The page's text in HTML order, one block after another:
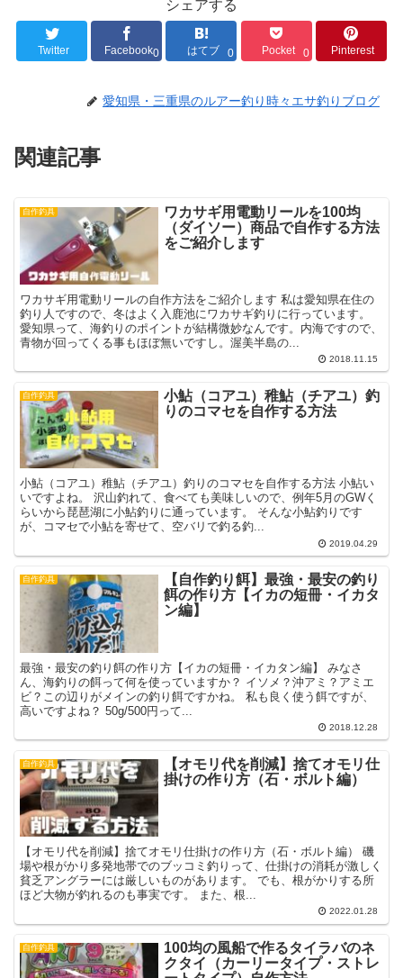
シェアする
Twitter Facebook0 はてブ 0 Pocket 0 Pinterest
愛知県・三重県のルアー釣り時々エサ釣りブログ
関連記事
自作釣具
ワカサギ用電動リールを100均
（ダイソー）商品で自作する方法
をご紹介します
ワカサギ用電動リールの自作方法をご紹介します 私は愛知県在住の
釣り人ですので、冬はよく入鹿池にワカサギ釣りに行っています。
愛知県って、海釣りのポイントが結構微妙なんです。内海ですので、
青物が回ってくる事もほぼ無いですし。渥美半島の...
2018.11.15
自作釣具
小鮎（コアユ）稚鮎（チアユ）釣
りのコマセを自作する方法
小鮎（コアユ）稚鮎（チアユ）釣りのコマセを自作する方法 小鮎い
いですよね。 沢山釣れて、食べても美味しいので、例年5月のGWく
らいから琵琶湖に小鮎釣りに通っています。 そんな小鮎釣りです
が、コマセで小鮎を寄せて、空バリで釣る釣...
2019.04.29
自作釣具
【自作釣り餌】最強・最安の釣り
餌の作り方【イカの短冊・イカタ
ン編】
最強・最安の釣り餌の作り方【イカの短冊・イカタン編】 みなさ
ん、海釣りの餌って何を使っていますか？ イソメ？沖アミ？アミエ
ビ？この辺りがメインの釣り餌ですかね。 私も良く使う餌ですが、
高いですよね？ 50g/500円って...
2018.12.28
自作釣具
【オモリ代を削減】捨てオモリ仕
掛けの作り方（石・ボルト編）
【オモリ代を削減】捨てオモリ仕掛けの作り方（石・ボルト編） 磯
場や根がかり多発地帯でのブッコミ釣りって、仕掛けの消耗が激しく
貧乏アングラーには厳しいものがあります。 でも、根がかりする所
ほど大物が釣れるのも事実です。 また、根...
2022.01.28
自作釣具
100均の風船で作るタイラバのネ
クタイ（カーリータイプ・ストレ